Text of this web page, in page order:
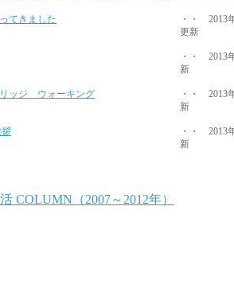
てきました
・・ 2013
更新
・・ 2013
新
ッジ ウォーキング
・・ 2013
新
拶
・・ 2013
新
COLUMN（2007～2012年）